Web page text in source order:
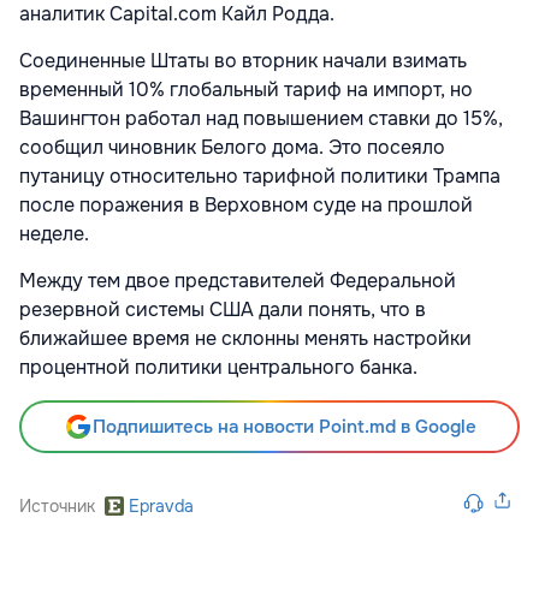
аналитик Capital.com Кайл Родда.
Соединенные Штаты во вторник начали взимать
временный 10% глобальный тариф на импорт, но
Вашингтон работал над повышением ставки до 15%,
сообщил чиновник Белого дома. Это посеяло
путаницу относительно тарифной политики Трампа
после поражения в Верховном суде на прошлой
неделе.
Между тем двое представителей Федеральной
резервной системы США дали понять, что в
ближайшее время не склонны менять настройки
процентной политики центрального банка.
Подпишитесь на новости Point.md в Google
Источник Epravda